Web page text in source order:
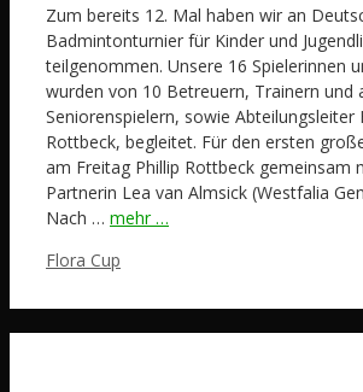
Zum bereits 12. Mal haben wir an
Badmintonturnier für Kinder und
teilgenommen. Unsere 16 Spielerinnen
wurden von 10 Betreuern, Trainern und
Seniorenspielern, sowie Abteilungsleiter
Rottbeck, begleitet. Für den ersten
am Freitag Phillip Rottbeck gemeinsam
Partnerin Lea van Almsick (Westfalia
Nach … mehr …
Schlagwörter
Flora Cup